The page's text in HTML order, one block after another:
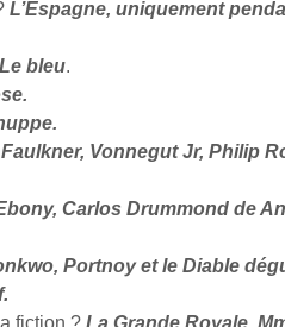
L’Espagne, uniquement
Le bleu.
Faulkner, Vonnegut Jr, Philip
Carlos Drummond de
Portnoy et le Diable
fiction ? La Grande Royale,